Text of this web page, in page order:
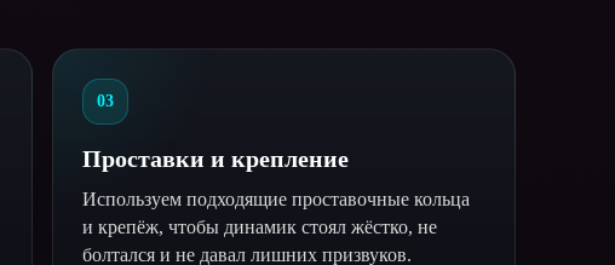
03
Проставки и крепление
Используем подходящие проставочные кольца
и крепёж, чтобы динамик стоял жёстко, не
болтался и не давал лишних призвуков.